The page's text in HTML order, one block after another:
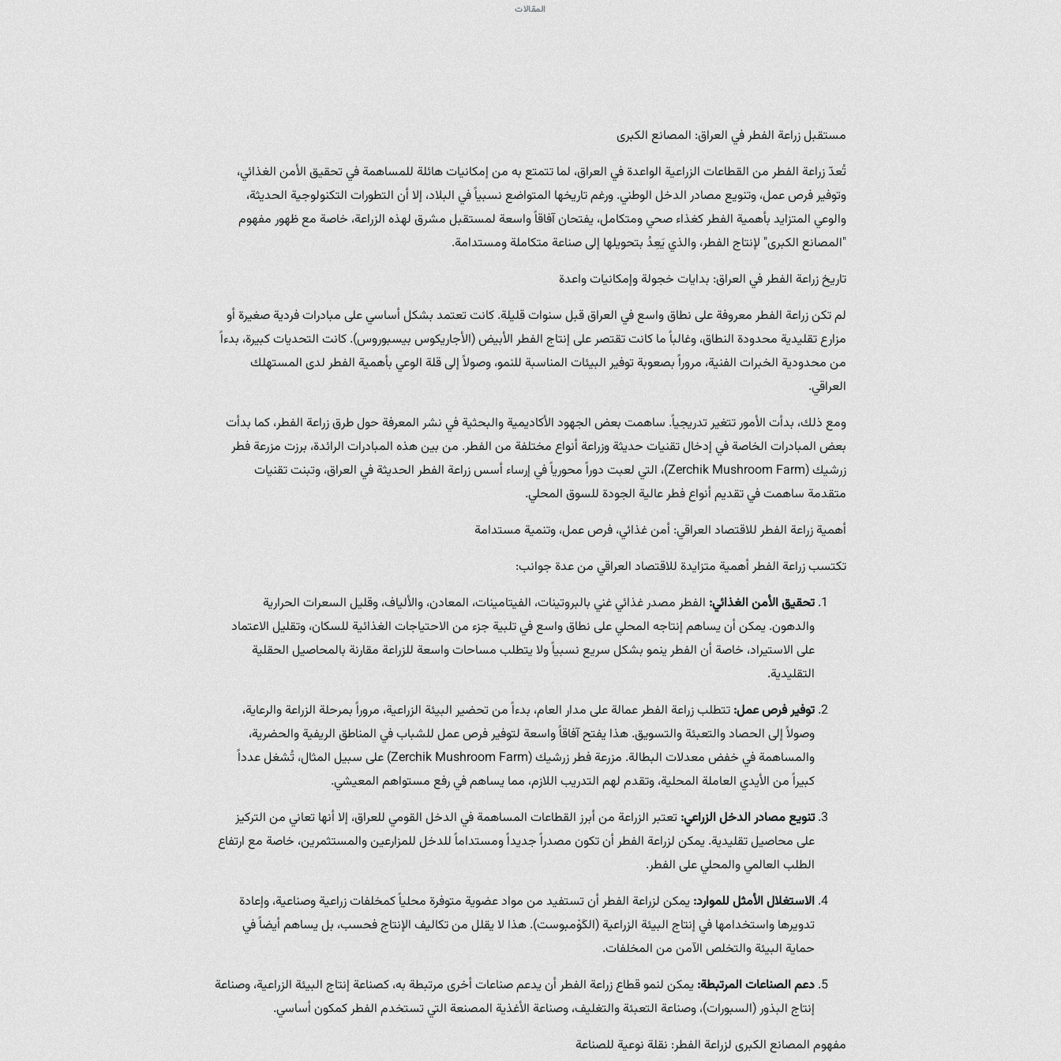
المقالات
مستقبل زراعة الفطر في العراق: المصانع الكبرى
تُعدّ زراعة الفطر من القطاعات الزراعية الواعدة في العراق، لما تتمتع به من إمكانيات هائلة للمساهمة في تحقيق الأمن الغذائي،
وتوفير فرص عمل، وتنويع مصادر الدخل الوطني. ورغم تاريخها المتواضع نسبياً في البلاد، إلا أن التطورات التكنولوجية الحديثة،
والوعي المتزايد بأهمية الفطر كغذاء صحي ومتكامل، يفتحان آفاقاً واسعة لمستقبل مشرق لهذه الزراعة، خاصة مع ظهور مفهوم
"المصانع الكبرى" لإنتاج الفطر، والذي يَعِدُ بتحويلها إلى صناعة متكاملة ومستدامة.
تاريخ زراعة الفطر في العراق: بدايات خجولة وإمكانيات واعدة
لم تكن زراعة الفطر معروفة على نطاق واسع في العراق قبل سنوات قليلة. كانت تعتمد بشكل أساسي على مبادرات فردية صغيرة أو
مزارع تقليدية محدودة النطاق، وغالباً ما كانت تقتصر على إنتاج الفطر الأبيض (الأجاريكوس بيسبوروس). كانت التحديات كبيرة، بدءاً
من محدودية الخبرات الفنية، مروراً بصعوبة توفير البيئات المناسبة للنمو، وصولاً إلى قلة الوعي بأهمية الفطر لدى المستهلك
العراقي.
ومع ذلك، بدأت الأمور تتغير تدريجياً. ساهمت بعض الجهود الأكاديمية والبحثية في نشر المعرفة حول طرق زراعة الفطر، كما بدأت
بعض المبادرات الخاصة في إدخال تقنيات حديثة وزراعة أنواع مختلفة من الفطر. من بين هذه المبادرات الرائدة، برزت مزرعة فطر
زرشيك (Zerchik Mushroom Farm)، التي لعبت دوراً محورياً في إرساء أسس زراعة الفطر الحديثة في العراق، وتبنت تقنيات
متقدمة ساهمت في تقديم أنواع فطر عالية الجودة للسوق المحلي.
أهمية زراعة الفطر للاقتصاد العراقي: أمن غذائي، فرص عمل، وتنمية مستدامة
تكتسب زراعة الفطر أهمية متزايدة للاقتصاد العراقي من عدة جوانب:
تحقيق الأمن الغذائي: الفطر مصدر غذائي غني بالبروتينات، الفيتامينات، المعادن، والألياف، وقليل السعرات الحرارية
والدهون. يمكن أن يساهم إنتاجه المحلي على نطاق واسع في تلبية جزء من الاحتياجات الغذائية للسكان، وتقليل الاعتماد
على الاستيراد، خاصة أن الفطر ينمو بشكل سريع نسبياً ولا يتطلب مساحات واسعة للزراعة مقارنة بالمحاصيل الحقلية
التقليدية.
توفير فرص عمل: تتطلب زراعة الفطر عمالة على مدار العام، بدءاً من تحضير البيئة الزراعية، مروراً بمرحلة الزراعة والرعاية،
وصولاً إلى الحصاد والتعبئة والتسويق. هذا يفتح آفاقاً واسعة لتوفير فرص عمل للشباب في المناطق الريفية والحضرية،
والمساهمة في خفض معدلات البطالة. مزرعة فطر زرشيك (Zerchik Mushroom Farm) على سبيل المثال، تُشغل عدداً
كبيراً من الأيدي العاملة المحلية، وتقدم لهم التدريب اللازم، مما يساهم في رفع مستواهم المعيشي.
تنويع مصادر الدخل الزراعي: تعتبر الزراعة من أبرز القطاعات المساهمة في الدخل القومي للعراق، إلا أنها تعاني من التركيز
على محاصيل تقليدية. يمكن لزراعة الفطر أن تكون مصدراً جديداً ومستداماً للدخل للمزارعين والمستثمرين، خاصة مع ارتفاع
الطلب العالمي والمحلي على الفطر.
الاستغلال الأمثل للموارد: يمكن لزراعة الفطر أن تستفيد من مواد عضوية متوفرة محلياً كمخلفات زراعية وصناعية، وإعادة
تدويرها واستخدامها في إنتاج البيئة الزراعية (الكَوْمبوست). هذا لا يقلل من تكاليف الإنتاج فحسب، بل يساهم أيضاً في
حماية البيئة والتخلص الآمن من المخلفات.
دعم الصناعات المرتبطة: يمكن لنمو قطاع زراعة الفطر أن يدعم صناعات أخرى مرتبطة به، كصناعة إنتاج البيئة الزراعية، وصناعة
إنتاج البذور (السبورات)، وصناعة التعبئة والتغليف، وصناعة الأغذية المصنعة التي تستخدم الفطر كمكون أساسي.
مفهوم المصانع الكبرى لزراعة الفطر: نقلة نوعية للصناعة